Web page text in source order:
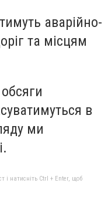
аварійно-
та місцям
в
ми
і натисніть Ctrl + Enter, щоб